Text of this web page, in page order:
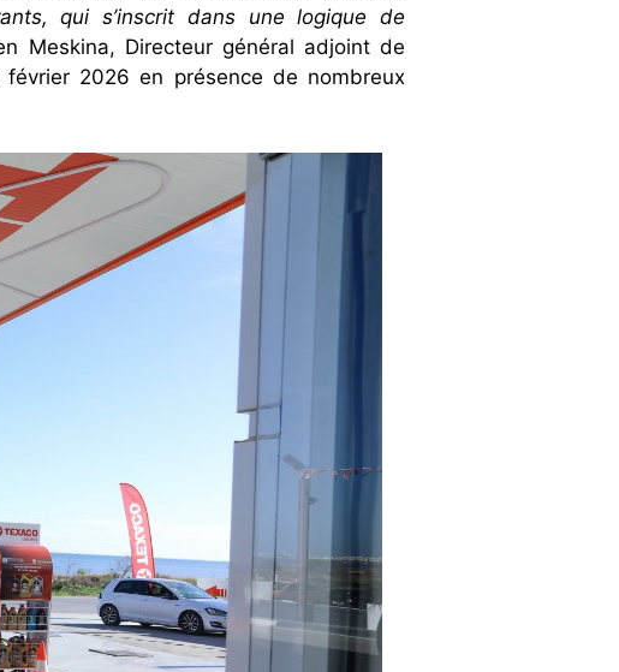
qui s’inscrit dans une logique de
Meskina, Directeur général adjoint de
février 2026 en présence de nombreux